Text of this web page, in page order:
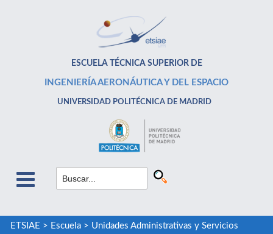
ESCUELA TÉCNICA SUPERIOR DE
INGENIERÍA AERONÁUTICA Y DEL ESPACIO
UNIVERSIDAD POLITÉCNICA DE MADRID
ETSIAE > Escuela> Unidades Administrativas y Servicios